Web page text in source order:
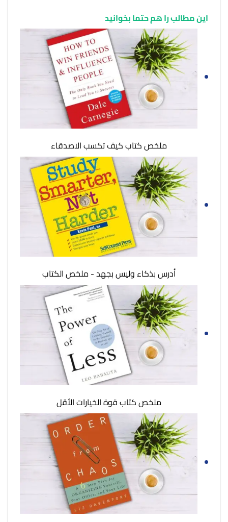
این مطالب را هم حتما بخوانید
ملخص كتاب كيف تكسب الاصدقاء
أدرس بذكاء وليس بجهد - ملخص الكتاب
ملخص كتاب قوة الخيارات الأقل